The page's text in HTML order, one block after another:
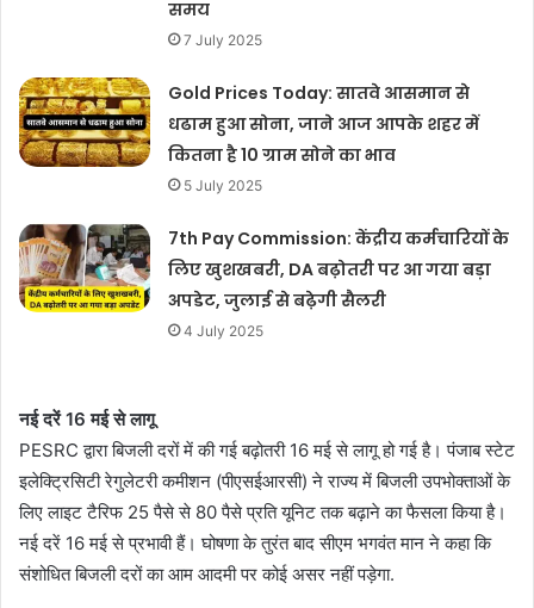
समय
7 July 2025
Gold Prices Today: सातवे आसमान से
धढाम हुआ सोना, जाने आज आपके शहर में
कितना है 10 ग्राम सोने का भाव
5 July 2025
7th Pay Commission: केंद्रीय कर्मचारियों के
लिए खुशखबरी, DA बढ़ोतरी पर आ गया बड़ा
अपडेट, जुलाई से बढ़ेगी सैलरी
4 July 2025
नई दरें 16 मई से लागू
PESRC द्वारा बिजली दरों में की गई बढ़ोतरी 16 मई से लागू हो गई है। पंजाब स्टेट
इलेक्ट्रिसिटी रेगुलेटरी कमीशन (पीएसईआरसी) ने राज्य में बिजली उपभोक्ताओं के
लिए लाइट टैरिफ 25 पैसे से 80 पैसे प्रति यूनिट तक बढ़ाने का फैसला किया है।
नई दरें 16 मई से प्रभावी हैं। घोषणा के तुरंत बाद सीएम भगवंत मान ने कहा कि
संशोधित बिजली दरों का आम आदमी पर कोई असर नहीं पड़ेगा.